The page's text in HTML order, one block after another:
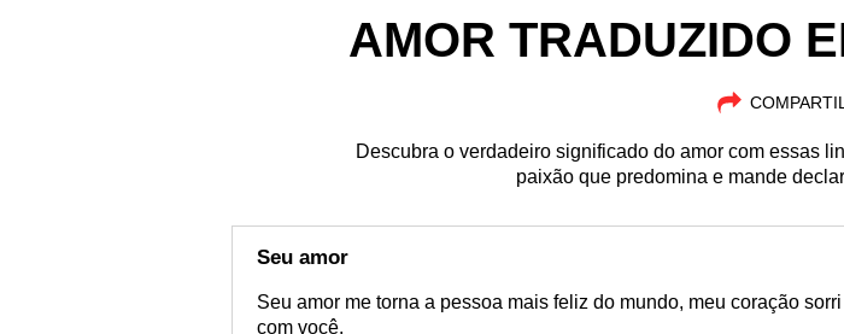
AMOR TRADUZIDO
Descubra o verdadeiro significado do amor com essas
paixão que predomina e mande
Seu amor
Seu amor me torna a pessoa mais feliz do mundo, meu coração
com você.